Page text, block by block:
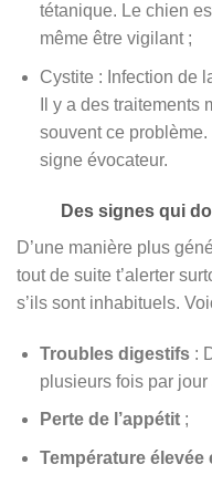
tétanique. Le chien
même être vigilant ;
Cystite : Infection de
Il y a des
souvent ce
signe évocateur.
Des signes qui
D’une manière plus
tout de suite t’alerter
s’ils sont inhabituels.
Troubles digestifs:
plusieurs fois par
Perte de l’appétit;
Température élevée